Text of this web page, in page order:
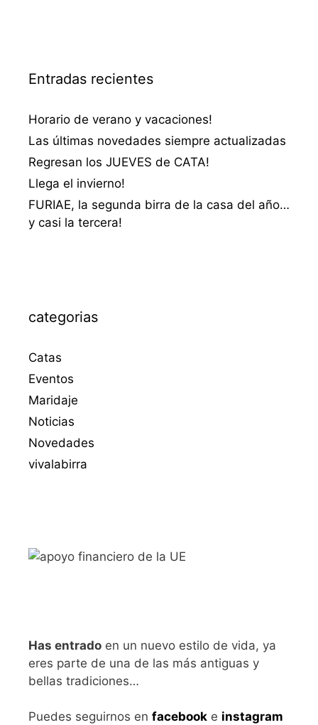
Entradas recientes
Horario de verano y vacaciones!
Las últimas novedades siempre actualizadas
Regresan los JUEVES de CATA!
Llega el invierno!
FURIAE, la segunda birra de la casa del año…
y casi la tercera!
categorias
Catas
Eventos
Maridaje
Noticias
Novedades
vivalabirra
Has entrado en un nuevo estilo de vida, ya
eres parte de una de las más antiguas y
bellas tradiciones…
Puedes seguirnos en facebook e instagram